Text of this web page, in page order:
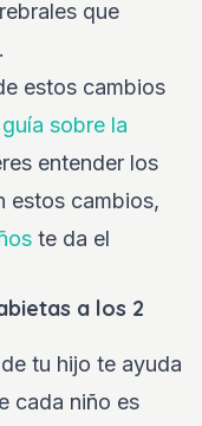
que
estos cambios
guía sobre la
entender los
estos cambios,
te da el
a los 2
tu hijo te ayuda
cada niño es